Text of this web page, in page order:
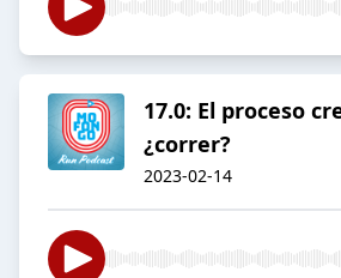
17.0: El proceso
¿correr?
2023-02-14